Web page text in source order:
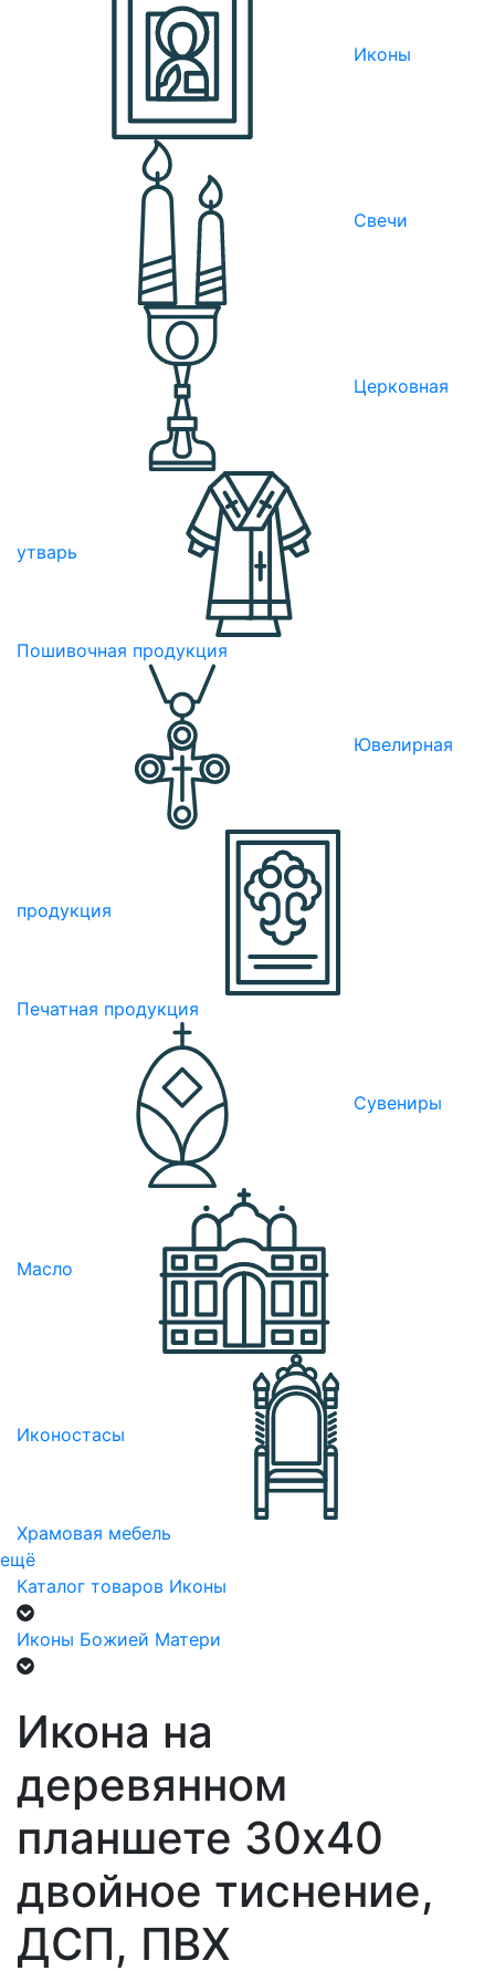
Иконы
Свечи
Церковная
утварь
Пошивочная продукция
Ювелирная
продукция
Печатная продукция
Сувениры
Масло
Иконостасы
Храмовая мебель
ещё
Каталог товаров Иконы
Иконы Божией Матери
Икона на
деревянном
планшете 30х40
двойное тиснение,
ДСП, ПВХ